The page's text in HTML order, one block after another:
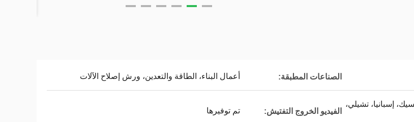
الصناعات المطبقة: أعمال البناء، الطاقة والتعدين، ورش إصلاح الآلات
إسبانيا، تشيلي،
الفيديو الخروج التفتيش: تم توفيرها